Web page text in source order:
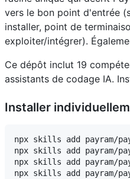
vers le bon point d'entrée
installer, point de
exploiter/intégrer).
Ce dépôt inclut 19
assistants de codage IA.
Installer
npx skills add payram/
npx skills add payram/
npx skills add payram/
npx skills add payram/